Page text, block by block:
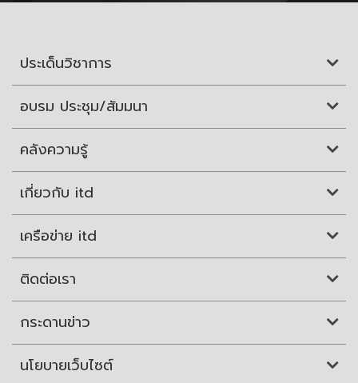
ประเด็นวิชาการ
อบรม ประชุม/สัมมนา
คลังความรู้
เกี่ยวกับ itd
เครือข่าย itd
ติดต่อเรา
กระดานข่าว
นโยบายเว็บไซต์